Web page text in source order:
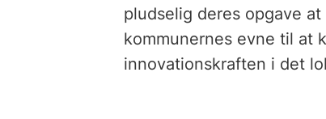
pludselig deres opgave
kommunernes evne til at
innovationskraften i det